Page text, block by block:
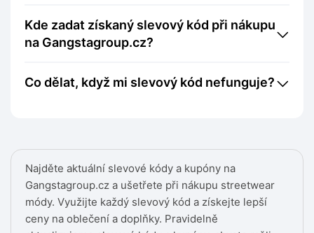
Najděte aktuální slevové kódy a kupóny na
Gangstagroup.cz a ušetřete při nákupu streetwear
módy. Využijte každý slevový kód a získejte lepší
ceny na oblečení a doplňky. Pravidelně
Kde zadat získaný slevový kód při nákupu
na Gangstagroup.cz?
Co dělat, když mi slevový kód nefunguje?